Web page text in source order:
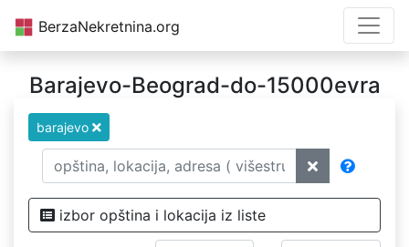
BerzaNekretnina.org
Barajevo-Beograd-do-15000evra
barajevo
izbor opština i lokacija iz liste